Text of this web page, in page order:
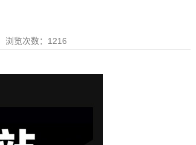
浏览次数：1216